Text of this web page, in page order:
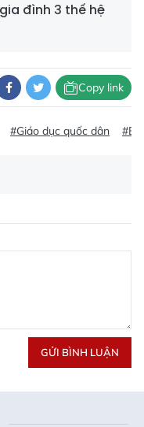
đình 3 thế hệ
Copy link
#Giáo dục quốc dân
GỬI BÌNH LUẬN